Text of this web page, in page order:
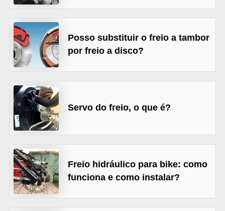
Posso substituir o freio a tambor
por freio a disco?
Servo do freio, o que é?
Freio hidráulico para bike: como
funciona e como instalar?
u
t
o
m
ó
e
s
v
e
í